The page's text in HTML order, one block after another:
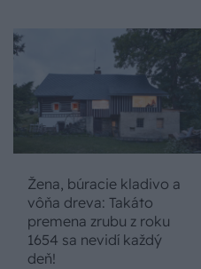
Žena, búracie kladivo a
vôňa dreva: Takáto
premena zrubu z roku
1654 sa nevidí každý
deň!